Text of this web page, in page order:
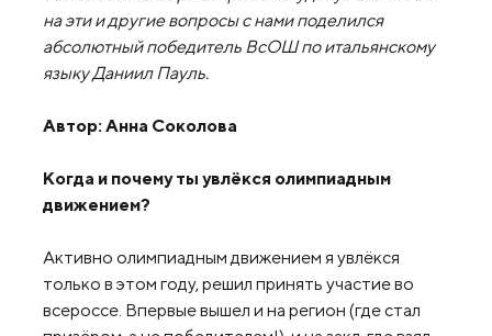
на эти и другие вопросы с нами поделился
абсолютный победитель ВсОШ по итальянскому
языку Даниил Пауль.
Автор: Анна Соколова
Когда и почему ты увлёкся олимпиадным
движением?
Активно олимпиадным движением я увлëкся
только в этом году, решил принять участие во
всероссе. Впервые вышел и на регион (где стал